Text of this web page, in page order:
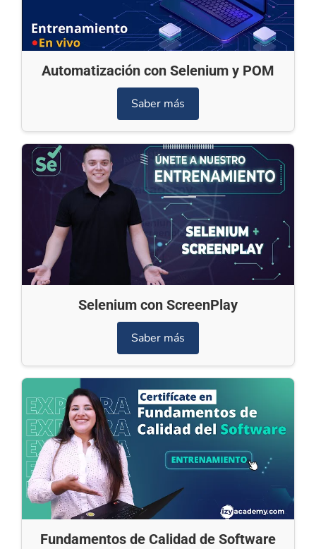
Automatización con Selenium y POM
Saber más
Selenium con ScreenPlay
Saber más
Fundamentos de Calidad de Software